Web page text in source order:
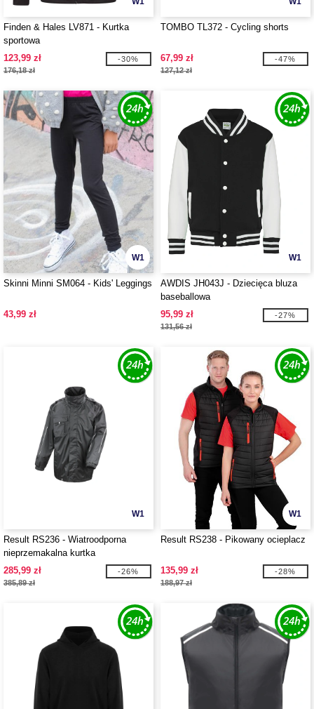
Finden & Hales LV871 - Kurtka
sportowa
123,99 zł
176,18 zł
-30%
TOMBO TL372 - Cycling shorts
67,99 zł
127,12 zł
-47%
W1
Skinni Minni SM064 - Kids' Leggings
43,99 zł
W1
AWDIS JH043J - Dziecięca bluza
baseballowa
95,99 zł
131,56 zł
-27%
W1
Result RS236 - Wiatroodporna
nieprzemakalna kurtka
285,99 zł
385,89 zł
-26%
W1
Result RS238 - Pikowany ocieplacz
135,99 zł
188,97 zł
-28%